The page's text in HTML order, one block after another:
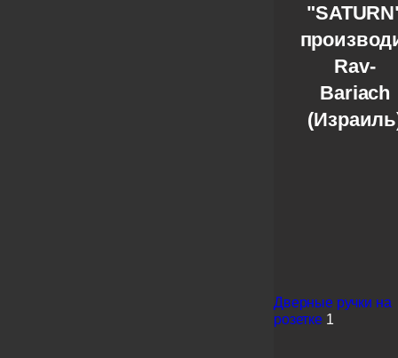
Rav-
Bariach
Дверные ручки на
розетке 1